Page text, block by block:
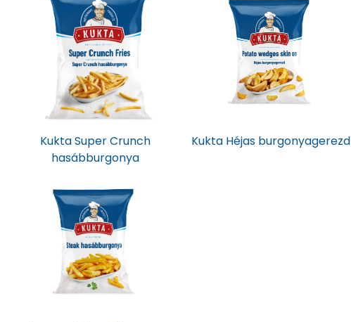
Kukta Super Crunch
hasábburgonya
Kukta Héjas burgonyagerezd